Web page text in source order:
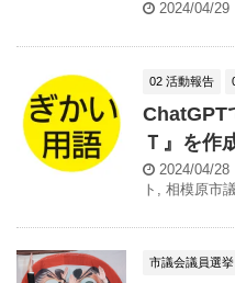
2024/04/29
02 活動報告
ChatGPT
Ｔ』を作
2024/04/28
ト , 相模原市
市議会議員選